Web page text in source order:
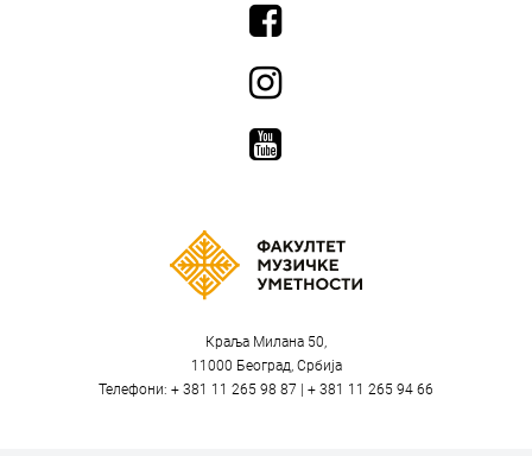
Краља Милана 50,
11000 Београд, Србија
Телефони: + 381 11 265 98 87 | + 381 11 265 94 66